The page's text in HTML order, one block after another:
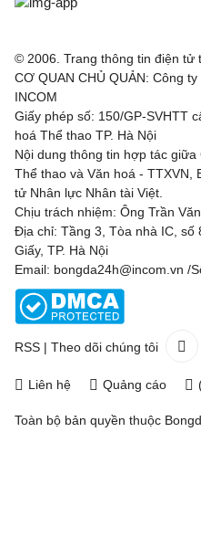
© 2006. Trang thông tin điện tử
CƠ QUAN CHỦ QUẢN: Công
INCOM
Giấy phép số: 150/GP-SVHTT
hoá Thể thao TP. Hà Nội
Nội dung thông tin hợp tác
Thể thao và Văn hoá - TTXVN,
tử Nhân lực Nhân tài Việt.
Chịu trách nhiệm: Ông Trần
Địa chỉ: Tầng 3, Tòa nhà IC, số
Giấy, TP. Hà Nội
Email: bongda24h@incom.vn /
RSS | Theo dõi chúng tôi
Liên hệ Quảng cáo
Toàn bộ bản quyền thuộc